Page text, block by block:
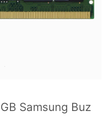
Samsung Buz